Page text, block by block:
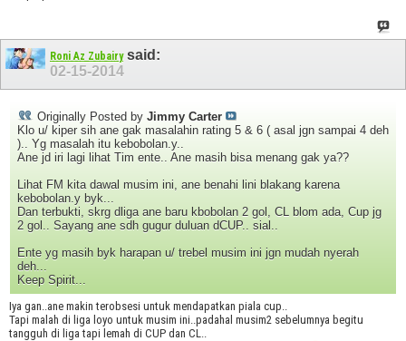
Roni Az Zubairysaid:
02-15-2014
Originally Posted by Jimmy Carter
Klo u/ kiper sih ane gak masalahin rating 5 & 6 ( asal jgn sampai 4 deh
).. Yg masalah itu kebobolan.y..
Ane jd iri lagi lihat Tim ente.. Ane masih bisa menang gak ya??
Lihat FM kita dawal musim ini, ane benahi lini blakang karena
kebobolan.y byk...
Dan terbukti, skrg dliga ane baru kbobolan 2 gol, CL blom ada, Cup jg
2 gol.. Sayang ane sdh gugur duluan dCUP.. sial..
Ente yg masih byk harapan u/ trebel musim ini jgn mudah nyerah
deh...
Keep Spirit...
Iya gan..ane makin terobsesi untuk mendapatkan piala cup..
Tapi malah di liga loyo untuk musim ini..padahal musim2 sebelumnya begitu
tangguh di liga tapi lemah di CUP dan CL..